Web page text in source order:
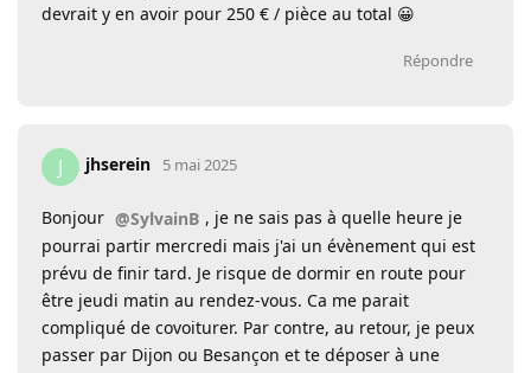
devrait y en avoir pour 250 € / pièce au total 😀
Répondre
J jhserein 5 mai 2025
Bonjour @SylvainB , je ne sais pas à quelle heure je
pourrai partir mercredi mais j'ai un évènement qui est
prévu de finir tard. Je risque de dormir en route pour
être jeudi matin au rendez-vous. Ca me parait
compliqué de covoiturer. Par contre, au retour, je peux
passer par Dijon ou Besançon et te déposer à une